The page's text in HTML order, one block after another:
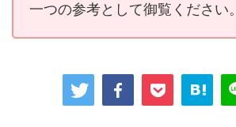
一つの参考として御覧ください。